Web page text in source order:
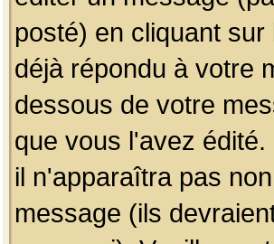
posté) en cliquant sur
déjà répondu à votre
dessous de votre
que vous l'avez
il n'apparaîtra pas
message (ils